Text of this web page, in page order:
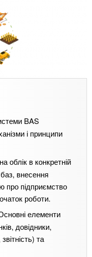
BAS
і принципи
облік в конкретній
внесення
про підприємство
роботи.
елементи
довідники,
та